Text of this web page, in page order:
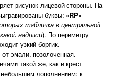
рисунок лицевой стороны. На
буквы: «RP»
табличка в центральной
надписи). По периметру
узкий бортик.
эмали, позолоченная.
такой же, как и крест
дополнением: к